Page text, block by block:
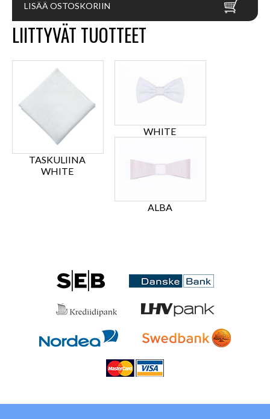
LISÄÄ OSTOSKORIIN
LIITTYVÄT TUOTTEET
TASKULIINA
WHITE
WHITE
ALBA